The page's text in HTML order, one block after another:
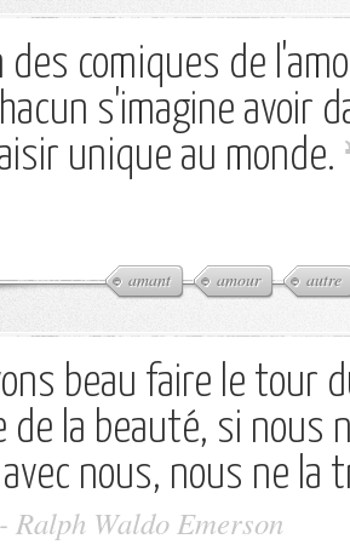
des comiques de
s'imagine avoir
unique au monde.
amant amour autre
beau faire le tour
de la beauté, si nous
nous, nous ne la
- Ralph Waldo Emerson